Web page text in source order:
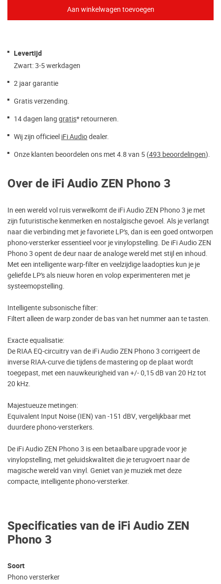
Levertijd
Zwart: 3-5 werkdagen
2 jaar garantie
Gratis verzending.
14 dagen lang gratis* retourneren.
Wij zijn officieel iFi Audiodealer.
Onze klanten beoordelen ons met 4.8 van 5 (493 beoordelingen).
Specificaties van de iFi Audio ZEN
Phono 3
Soort
Phono versterker
Over de iFi Audio ZEN Phono 3
In een wereld vol ruis verwelkomt de iFi Audio ZEN Phono 3 je met
zijn futuristische kenmerken en nostalgische gevoel. Als je verlangt
naar die verbinding met je favoriete LP’s, dan is een goed ontworpen
phono-versterker essentieel voor je vinylopstelling. De iFi Audio ZEN
Phono 3 opent de deur naar de analoge wereld met stijl en inhoud.
Met een intelligente warp-filter en veelzijdige laadopties kun je je
geliefde LP’s als nieuw horen en volop experimenteren met je
systeemopstelling.
Intelligente subsonische filter:
Filtert alleen de warp zonder de bas van het nummer aan te tasten.
Exacte equalisatie:
De RIAA EQ-circuitry van de iFi Audio ZEN Phono 3 corrigeert de
inverse RIAA-curve die tijdens de mastering op de plaat wordt
toegepast, met een nauwkeurigheid van +/- 0,15 dB van 20 Hz tot
20 kHz.
Majestueuze metingen:
Equivalent Input Noise (IEN) van -151 dBV, vergelijkbaar met
duurdere phono-versterkers.
De iFi Audio ZEN Phono 3 is een betaalbare upgrade voor je
vinylopstelling, met geluidskwaliteit die je terugvoert naar de
magische wereld van vinyl. Geniet van je muziek met deze
compacte, intelligente phono-versterker.